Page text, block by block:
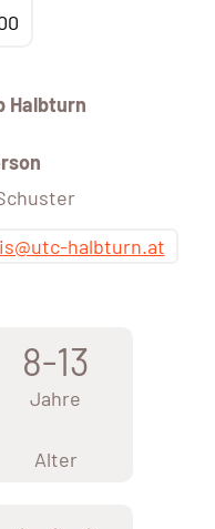
Halbturn
halbturn.at
8-13
Jahre
Alter